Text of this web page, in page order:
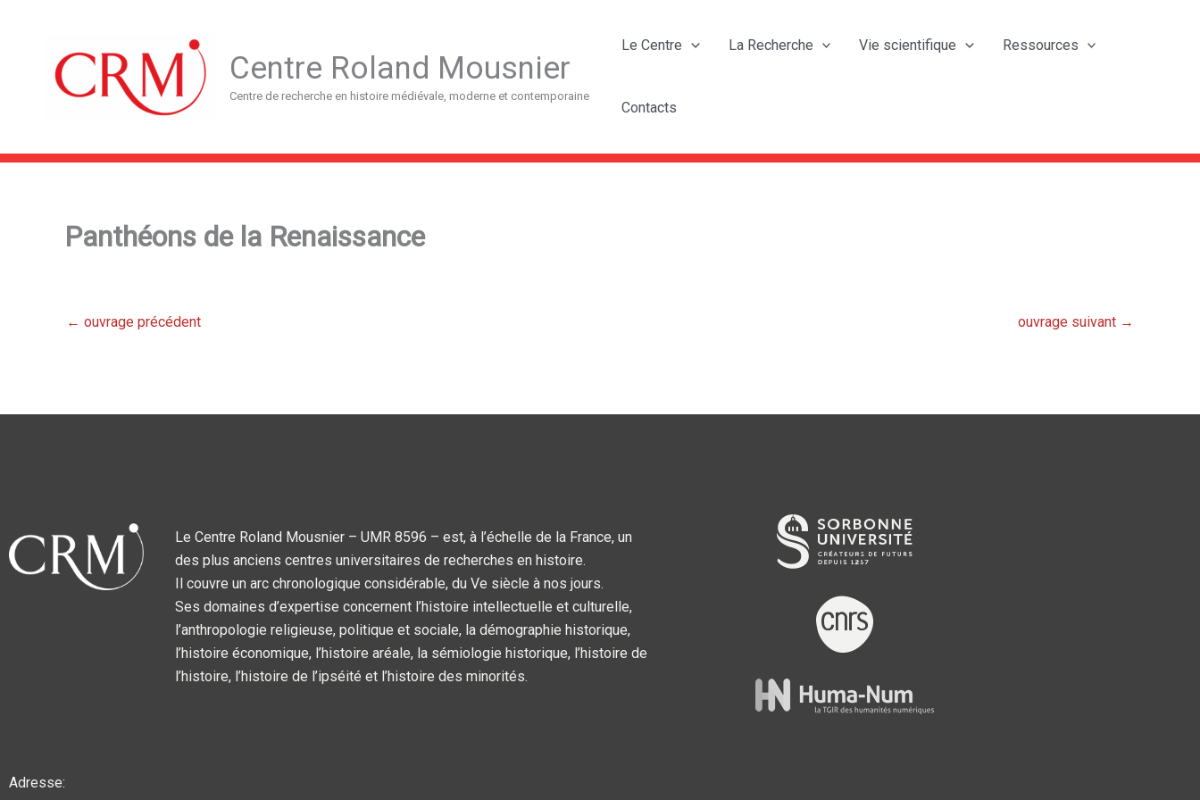
Centre Roland Mousnier
Centre de recherche en histoire médiévale, moderne et contemporaine
Le Centre La Recherche Vie scientifique Ressources
Contacts
Panthéons de la Renaissance
← ouvrage précédent ouvrage suivant →
Le Centre Roland Mousnier – UMR 8596 – est, à l’échelle de la France, un
des plus anciens centres universitaires de recherches en histoire.
Il couvre un arc chronologique considérable, du Ve siècle à nos jours.
Ses domaines d’expertise concernent l’histoire intellectuelle et culturelle,
l’anthropologie religieuse, politique et sociale, la démographie historique,
l’histoire économique, l’histoire aréale, la sémiologie historique, l’histoire de
l’histoire, l’histoire de l’ipséité et l’histoire des minorités.
Adresse: